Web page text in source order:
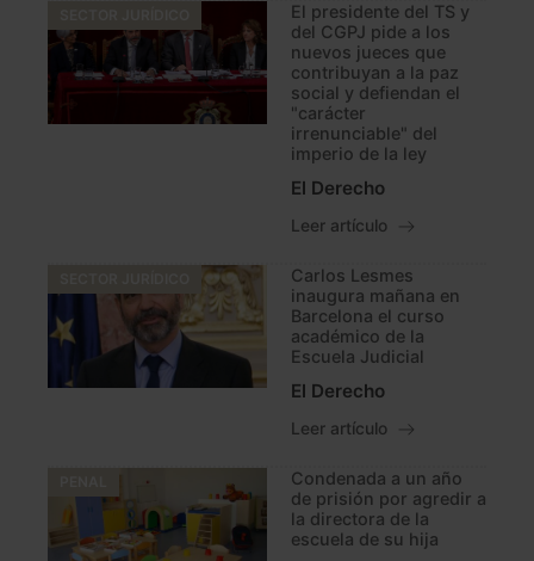
El presidente del TS y
del CGPJ pide a los
nuevos jueces que
contribuyan a la paz
social y defiendan el
"carácter
irrenunciable" del
imperio de la ley
El Derecho
Leer artículo
Carlos Lesmes
inaugura mañana en
Barcelona el curso
académico de la
Escuela Judicial
El Derecho
Leer artículo
Condenada a un año
de prisión por agredir a
la directora de la
escuela de su hija